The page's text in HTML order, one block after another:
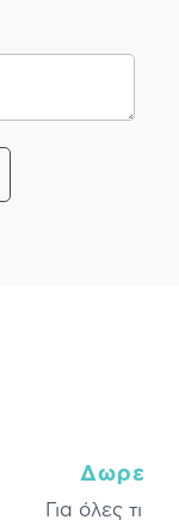
Δωρεάν
Για όλες τις